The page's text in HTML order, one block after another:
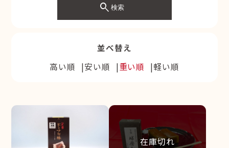
search検索
並べ替え
高い順
安い順 重い順 軽い順
在庫切れ